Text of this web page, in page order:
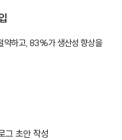
약하고, 83%가 생산성 향상을
그 초안 작성